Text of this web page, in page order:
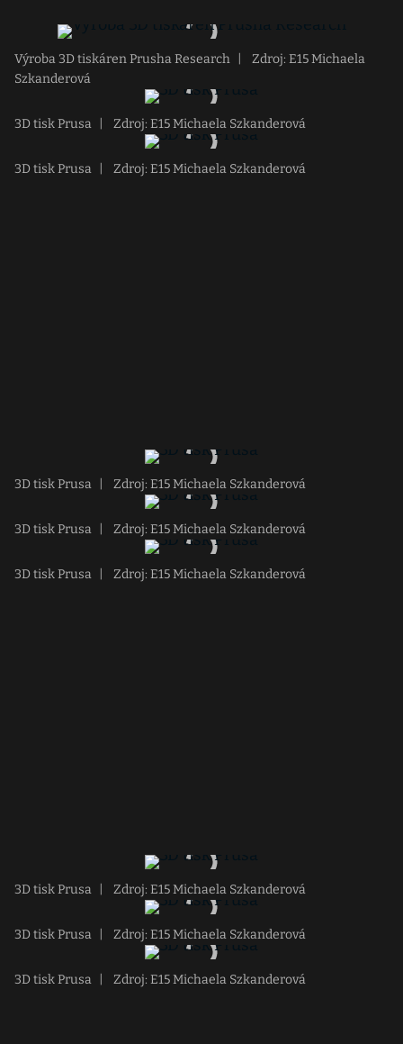
Výroba 3D tiskáren Prusha Research
Zdroj: E15 Michaela
Szkanderová
3D tisk Prusa Zdroj: E15 Michaela Szkanderová
3D tisk Prusa Zdroj: E15 Michaela Szkanderová
3D tisk Prusa Zdroj: E15 Michaela Szkanderová
3D tisk Prusa Zdroj: E15 Michaela Szkanderová
3D tisk Prusa Zdroj: E15 Michaela Szkanderová
3D tisk Prusa Zdroj: E15 Michaela Szkanderová
3D tisk Prusa Zdroj: E15 Michaela Szkanderová
3D tisk Prusa Zdroj: E15 Michaela Szkanderová